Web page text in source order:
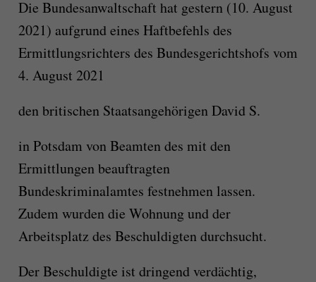
Die Bundesanwaltschaft hat gestern (10. August
2021) aufgrund eines Haftbefehls des
Ermittlungsrichters des Bundesgerichtshofs vom
4. August 2021
den britischen Staatsangehörigen David S.
in Potsdam von Beamten des mit den
Ermittlungen beauftragten
Bundeskriminalamtes festnehmen lassen.
Zudem wurden die Wohnung und der
Arbeitsplatz des Beschuldigten durchsucht.
Der Beschuldigte ist dringend verdächtig,